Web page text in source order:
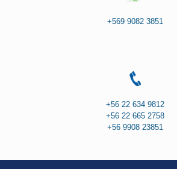
+569 9082 3851
+56 22 634 9812
+56 22 665 2758
+56 9908 23851